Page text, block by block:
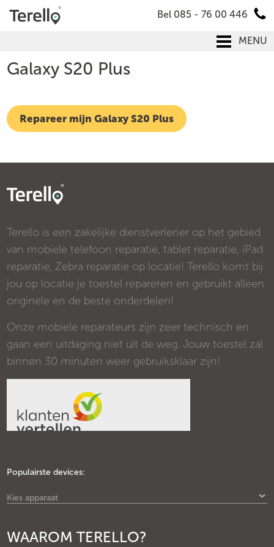
Bel 085 - 76 00 446
MENU
Galaxy S20 Plus
Repareer mijn Galaxy S20 Plus
Terello is een zakelijke dienstverlener op het gebied
van mobiele telefoon reparatie, tablet reparatie, iPad
reparatie, Zebra reparatie op locatie! Terello komt bij
jou op locatie je toestel repareren en gebruikt alleen
originele en de beste onderdelen!
Onze mobiele reparateurs zijn zeer technisch en
gaan een uitdaging niet uit de weg. Jouw toestel zal
binnen 30 minuten weer gebruiksklaar zijn!
Populairste devices:
Kies apparaat
WAAROM TERELLO?